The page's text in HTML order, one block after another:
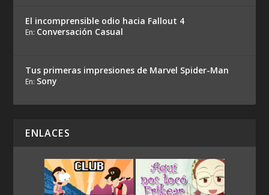
El incomprensible odio hacia Fallout 4
En: Conversación Casual
Tus primeras impresiones de Marvel Spider-Man
En: Sony
ENLACES